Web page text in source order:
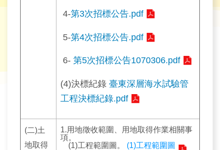
4-第3次招標公告.pdf
5-第4次招標公告.pdf
6- 第5次招標公告1070306.pdf
(4)決標紀錄 臺東深層海水試驗管
工程決標紀錄.pdf
(二)土
地取得
1.用地徵收範圍、用地取得作業相關事
項。
(1)工程範圍圖。 (1)工程範圍圖